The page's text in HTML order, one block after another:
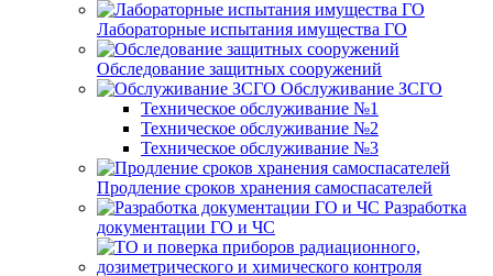
Лабораторные испытания имущества ГО
Обследование защитных сооружений
Обслуживание ЗСГО
Техническое обслуживание №1
Техническое обслуживание №2
Техническое обслуживание №3
Продление сроков хранения самоспасателей
Разработка
документации ГО и ЧС